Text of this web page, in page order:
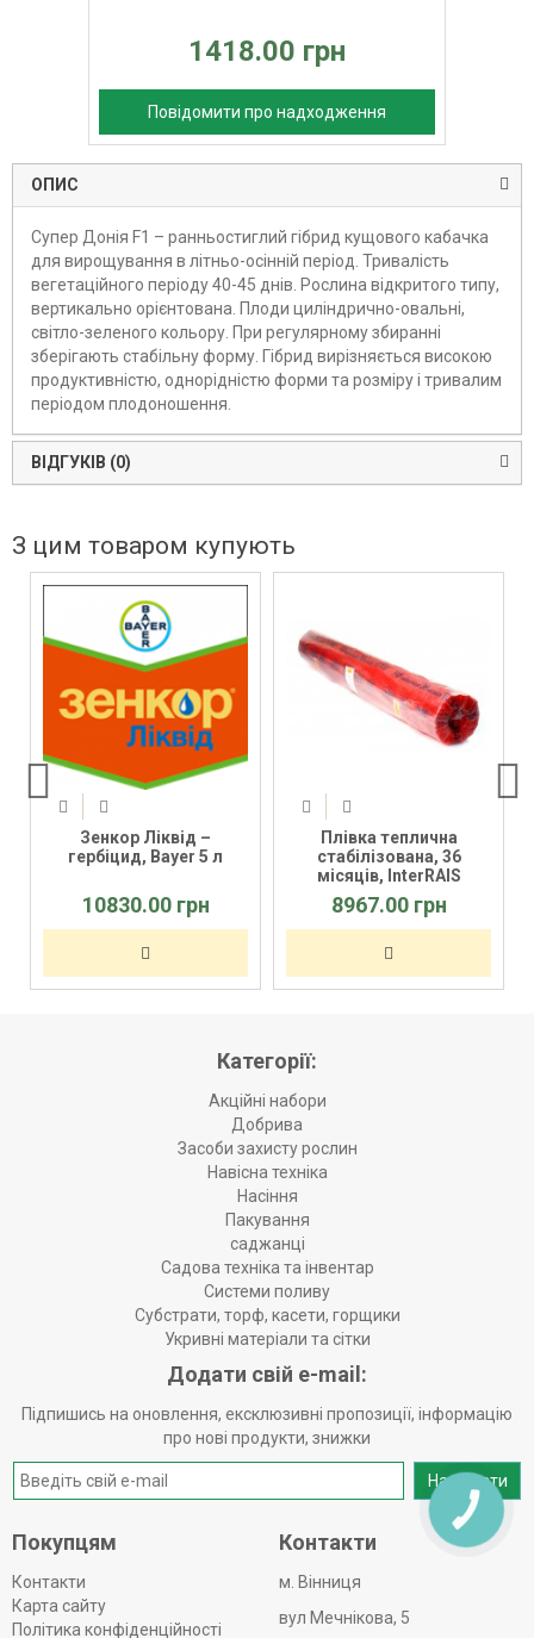
1418.00 грн
Повідомити про надходження
ОПИС
Супер Донія F1 – ранньостиглий гібрид кущового кабачка
для вирощування в літньо-осінній період. Тривалість
вегетаційного періоду 40-45 днів. Рослина відкритого типу,
вертикально орієнтована. Плоди циліндрично-овальні,
світло-зеленого кольору. При регулярному збиранні
зберігають стабільну форму. Гібрид вирізняється високою
продуктивністю, однорідністю форми та розміру і тривалим
періодом плодоношення.
ВІДГУКІВ (0)
З цим товаром купують
Зенкор Ліквід –
гербіцид, Bayer 5 л
10830.00 грн
Плівка теплична
стабілізована, 36
місяців, InterRAIS
6x100x100м
8967.00 грн
Категорії:
Акційні набори
Добрива
Засоби захисту рослин
Навісна техніка
Насіння
Пакування
саджанці
Садова техніка та інвентар
Системи поливу
Субстрати, торф, касети, горщики
Укривні матеріали та сітки
Додати свій e-mail:
Підпишись на оновлення, ексклюзивні пропозиції, інформацію
про нові продукти, знижки
Надіслати
Покупцям
Контакти
Карта сайту
Політика конфіденційності
Контакти
м. Вінниця
вул Мечнікова, 5
КНОПКА
ЗВ'ЯЗКУ